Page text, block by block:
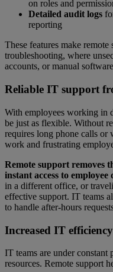
on roles and
Detailed audit logs
reporting
These features make
troubleshooting, where
accounts, or manual
Reliable IT support
With employees working in
be just as flexible. Without
requires long phone calls
work and frustrating
Remote support removes
instant access to employee
in a different office, or
effective support. IT teams
to handle after-hours
Increased IT
IT teams are under
resources. Remote support